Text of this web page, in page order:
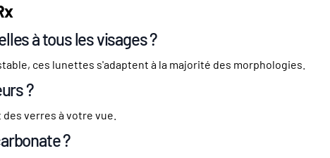
à tous les visages ?
ces lunettes s'adaptent à la majorité des morphologies.
?
verres à votre vue.
?